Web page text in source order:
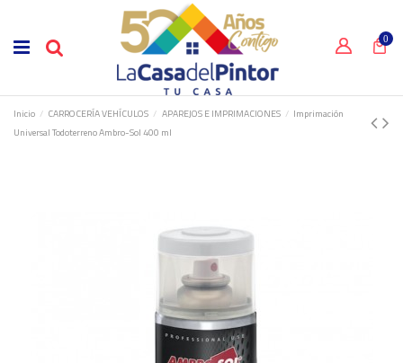
0
Inicio CARROCERÍA VEHÍCULOS APAREJOS E IMPRIMACIONES
Imprimación
Universal Todoterreno Ambro-Sol 400 ml